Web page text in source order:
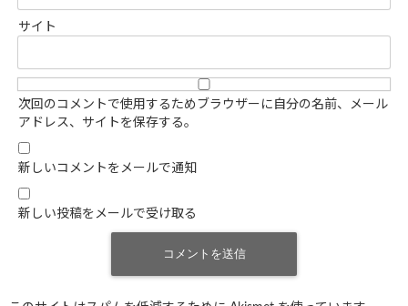
サイト
次回のコメントで使用するためブラウザーに自分の名前、メール
アドレス、サイトを保存する。
新しいコメントをメールで通知
新しい投稿をメールで受け取る